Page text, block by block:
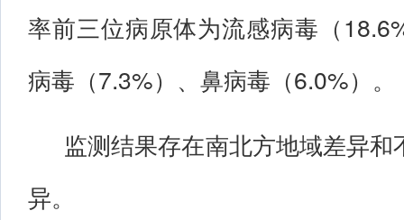
率前三位病原体为流感病毒（
病毒（7.3%）、鼻病毒（6.0%）。
监测结果存在南北方地域差异
异。